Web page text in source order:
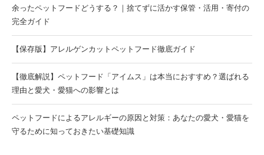
余ったペットフードどうする？｜捨てずに活かす保管・活用・寄付の
完全ガイド
【保存版】アレルゲンカットペットフード徹底ガイド
【徹底解説】ペットフード「アイムス」は本当におすすめ？選ばれる
理由と愛犬・愛猫への影響とは
ペットフードによるアレルギーの原因と対策：あなたの愛犬・愛猫を
守るために知っておきたい基礎知識